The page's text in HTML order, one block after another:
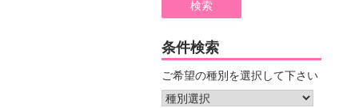
条件検索
ご希望の種別を選択して下さい